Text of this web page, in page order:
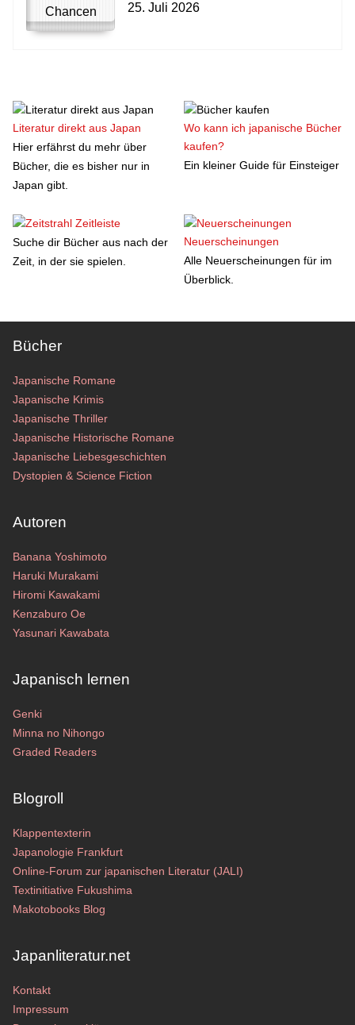
25. Juli 2026
Literatur direkt aus Japan
Hier erfährst du mehr über
Bücher, die es bisher nur in
Japan gibt.
Wo kann ich japanische Bücher
kaufen?
Ein kleiner Guide für Einsteiger
Zeitleiste
Suche dir Bücher aus nach der
Zeit, in der sie spielen.
Neuerscheinungen
Alle Neuerscheinungen für im
Überblick.
Bücher
Japanische Romane
Japanische Krimis
Japanische Thriller
Japanische Historische Romane
Japanische Liebesgeschichten
Dystopien & Science Fiction
Autoren
Banana Yoshimoto
Haruki Murakami
Hiromi Kawakami
Kenzaburo Oe
Yasunari Kawabata
Japanisch lernen
Genki
Minna no Nihongo
Graded Readers
Blogroll
Klappentexterin
Japanologie Frankfurt
Online-Forum zur japanischen Literatur (JALI)
Textinitiative Fukushima
Makotobooks Blog
Japanliteratur.net
Kontakt
Impressum